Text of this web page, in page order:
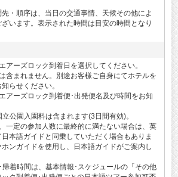
先・順序は、当日の交通事情、天候その他によ
います。表示された時間は目安の時間となり
アーズロック到着日を選択してください。
含まれません。別途お客様ご自身にてホテルを
らせください。
アーズロック到着便･出発便名及び時間をお知
公園入園料は含まれます(3日間有効)。
一定の参加人数に最終的に満たない場合は、英
本語ガイドと同乗していただく場合もありま
ンガイドを使用し、日本語ガイドがご案内し
着時間は、基本情報･スケジュールの「その他